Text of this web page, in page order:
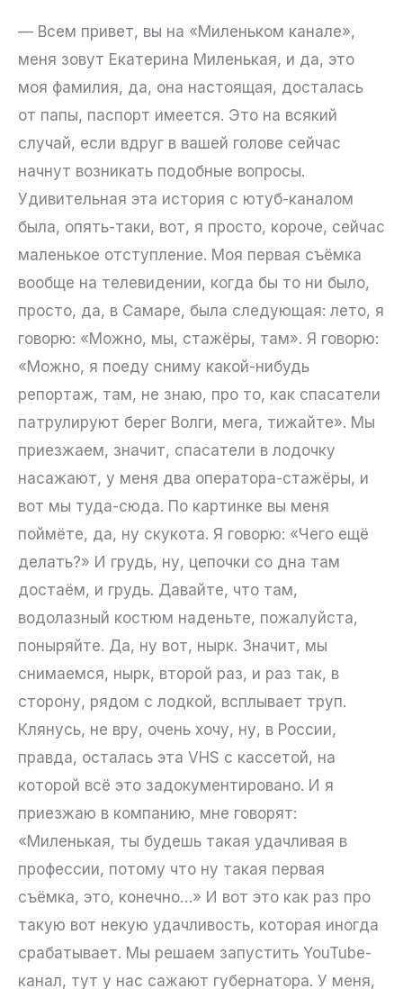
— Всем привет, вы на «Миленьком канале»,
меня зовут Екатерина Миленькая, и да, это
моя фамилия, да, она настоящая, досталась
от папы, паспорт имеется. Это на всякий
случай, если вдруг в вашей голове сейчас
начнут возникать подобные вопросы.
Удивительная эта история с ютуб-каналом
была, опять-таки, вот, я просто, короче, сейчас
маленькое отступление. Моя первая съёмка
вообще на телевидении, когда бы то ни было,
просто, да, в Самаре, была следующая: лето, я
говорю: «Можно, мы, стажёры, там». Я говорю:
«Можно, я поеду сниму какой-нибудь
репортаж, там, не знаю, про то, как спасатели
патрулируют берег Волги, мега, тижайте». Мы
приезжаем, значит, спасатели в лодочку
насажают, у меня два оператора-стажёры, и
вот мы туда-сюда. По картинке вы меня
поймёте, да, ну скукота. Я говорю: «Чего ещё
делать?» И грудь, ну, цепочки со дна там
достаём, и грудь. Давайте, что там,
водолазный костюм наденьте, пожалуйста,
поныряйте. Да, ну вот, нырк. Значит, мы
снимаемся, нырк, второй раз, и раз так, в
сторону, рядом с лодкой, всплывает труп.
Клянусь, не вру, очень хочу, ну, в России,
правда, осталась эта VHS с кассетой, на
которой всё это задокументировано. И я
приезжаю в компанию, мне говорят:
«Миленькая, ты будешь такая удачливая в
профессии, потому что ну такая первая
съёмка, это, конечно…» И вот это как раз про
такую вот некую удачливость, которая иногда
срабатывает. Мы решаем запустить YouTube-
канал, тут у нас сажают губернатора. У меня,